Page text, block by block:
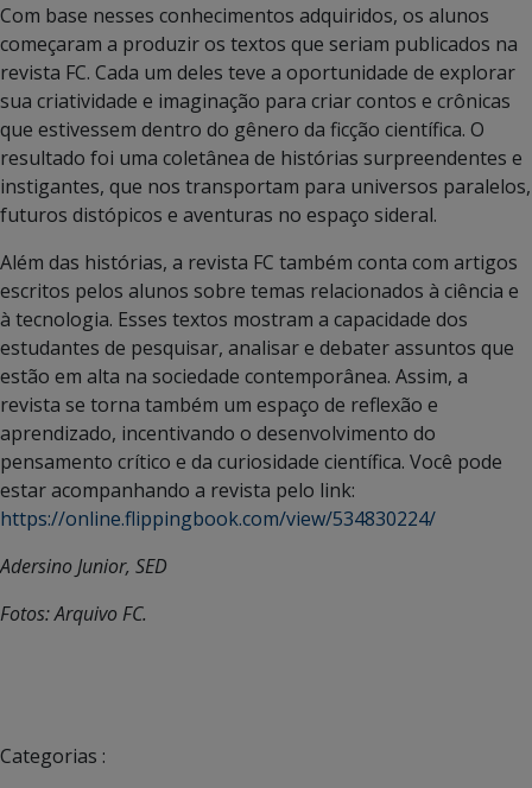
Com base nesses conhecimentos adquiridos, os alunos
começaram a produzir os textos que seriam publicados na
revista FC. Cada um deles teve a oportunidade de explorar
sua criatividade e imaginação para criar contos e crônicas
que estivessem dentro do gênero da ficção científica. O
resultado foi uma coletânea de histórias surpreendentes e
instigantes, que nos transportam para universos paralelos,
futuros distópicos e aventuras no espaço sideral.
Além das histórias, a revista FC também conta com artigos
escritos pelos alunos sobre temas relacionados à ciência e
à tecnologia. Esses textos mostram a capacidade dos
estudantes de pesquisar, analisar e debater assuntos que
estão em alta na sociedade contemporânea. Assim, a
revista se torna também um espaço de reflexão e
aprendizado, incentivando o desenvolvimento do
pensamento crítico e da curiosidade científica. Você pode
estar acompanhando a revista pelo link:
https://online.flippingbook.com/view/534830224/
Adersino Junior, SED
Fotos: Arquivo FC.
Categorias :